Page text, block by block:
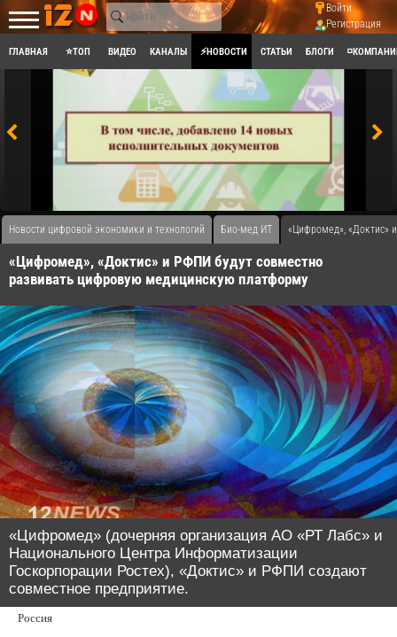
Войти
Регистрация
ГЛАВНАЯ ⭐ТОП ВИДЕО КАНАЛЫ ⚡НОВОСТИ СТАТЬИ БЛОГИ
Новости цифровой экономики и технологий Био-мед ИТ «Цифромед», «Доктис»
«Цифромед», «Доктис» и РФПИ будут совместно
развивать цифровую медицинскую платформу
«Цифромед» (дочерняя организация АО «РТ Лабс» и
Национального Центра Информатизации
Госкорпорации Ростех), «Доктис» и РФПИ создают
совместное предприятие.
Россия